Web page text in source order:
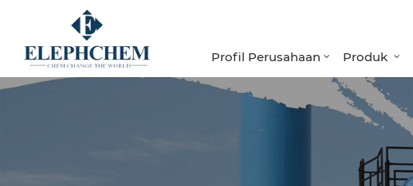
Profil Perusahaan Produk